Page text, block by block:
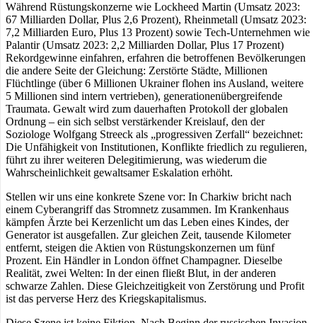
Während Rüstungskonzerne wie Lockheed Martin (Umsatz 2023:
67 Milliarden Dollar, Plus 2,6 Prozent), Rheinmetall (Umsatz 2023:
7,2 Milliarden Euro, Plus 13 Prozent) sowie Tech-Unternehmen wie
Palantir (Umsatz 2023: 2,2 Milliarden Dollar, Plus 17 Prozent)
Rekordgewinne einfahren, erfahren die betroffenen Bevölkerungen
die andere Seite der Gleichung: Zerstörte Städte, Millionen
Flüchtlinge (über 6 Millionen Ukrainer flohen ins Ausland, weitere
5 Millionen sind intern vertrieben), generationenübergreifende
Traumata. Gewalt wird zum dauerhaften Protokoll der globalen
Ordnung – ein sich selbst verstärkender Kreislauf, den der
Soziologe Wolfgang Streeck als „progressiven Zerfall“ bezeichnet:
Die Unfähigkeit von Institutionen, Konflikte friedlich zu regulieren,
führt zu ihrer weiteren Delegitimierung, was wiederum die
Wahrscheinlichkeit gewaltsamer Eskalation erhöht.
Stellen wir uns eine konkrete Szene vor: In Charkiw bricht nach
einem Cyberangriff das Stromnetz zusammen. Im Krankenhaus
kämpfen Ärzte bei Kerzenlicht um das Leben eines Kindes, der
Generator ist ausgefallen. Zur gleichen Zeit, tausende Kilometer
entfernt, steigen die Aktien von Rüstungskonzernen um fünf
Prozent. Ein Händler in London öffnet Champagner. Dieselbe
Realität, zwei Welten: In der einen fließt Blut, in der anderen
schwarze Zahlen. Diese Gleichzeitigkeit von Zerstörung und Profit
ist das perverse Herz des Kriegskapitalismus.